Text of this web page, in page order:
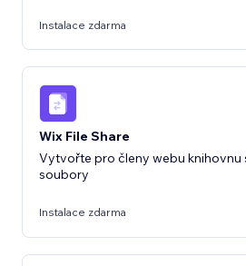
Instalace zdarma
Wix File Share
Vytvořte pro členy webu knihovnu
soubory
Instalace zdarma